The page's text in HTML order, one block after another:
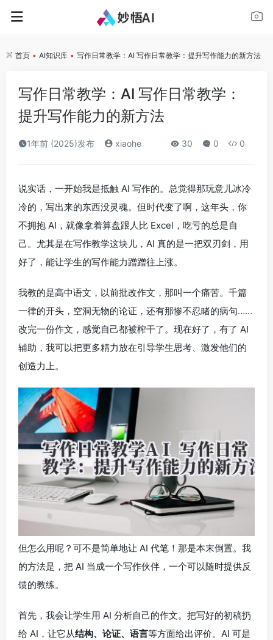
首页 • AI知识库 • 写作日常教学：AI 写作日常教学：提升写作能力的新方法
写作日常教学：AI 写作日常教学：
提升写作能力的新方法
1年前 (2025)发布 xiaohe 30 0 0
说实话，一开始我是抵触 AI 写作的。总觉得那玩意儿冰冷
冷的，写出来的东西没灵魂。但时代变了啊，这年头，你
不拥抱 AI，就像拿着算盘跟人比 Excel，吃亏的总是自
己。尤其是在写作教学这块儿，AI 真的是一把双刃剑，用
好了，能让学生的写作能力蹭蹭往上涨。
我教的是高中语文，以前批改作文，那叫一个痛苦。千篇
一律的开头，空洞无物的论证，还有那惨不忍睹的病句……
改完一份作文，感觉自己都被榨干了。现在好了，有了 AI
辅助，我可以把更多精力放在引导学生思考、激发他们的
创造力上。
但怎么用呢？可不是简单地让 AI 代笔！那是本末倒置。我
的方法是，把 AI 当成一个写作伙伴，一个可以随时提供反
馈的教练。
首先，我会让学生用 AI 分析自己的作文。把写好的初稿扔
给 AI，让它从结构、论证、语言等方面给出评价。AI 可是